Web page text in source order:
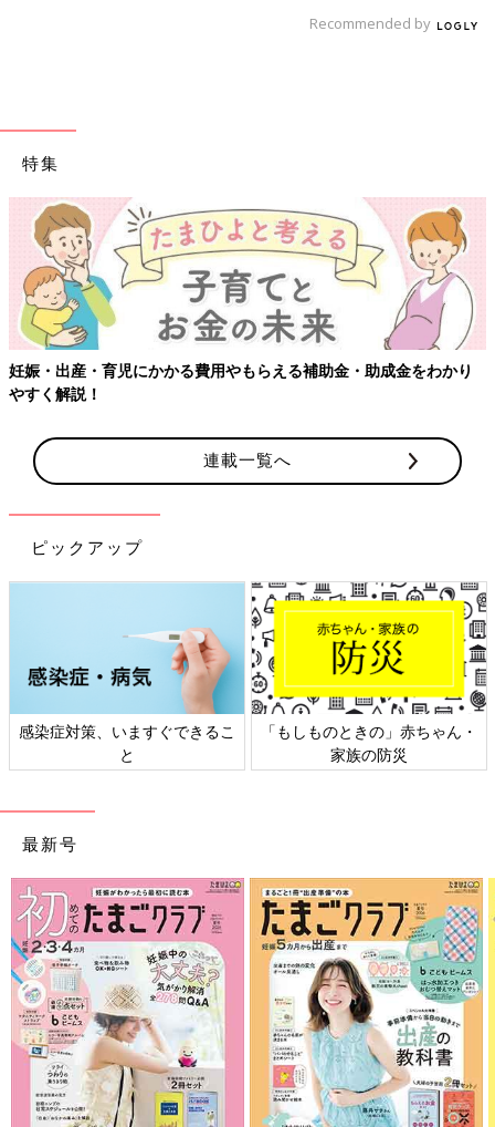
Recommended by
特集
妊娠・出産・育児にかかる費用やもらえる補助金・助成金をわかり
やすく解説！
連載一覧へ
ピックアップ
感染症対策、いますぐできるこ
と
「もしものときの」赤ちゃん・
家族の防災
最新号